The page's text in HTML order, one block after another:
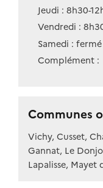
Jeudi : 8h30-
Vendredi :
Samedi : fermé
Complément :
Communes
Vichy, Cusset,
Gannat, Le
Lapalisse, Mayet